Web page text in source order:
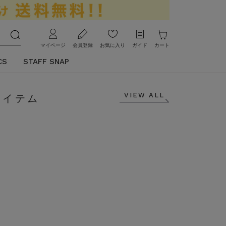
マイページ 会員登録 お気に入り ガイド カート
STAFF SNAP
VIEW ALL